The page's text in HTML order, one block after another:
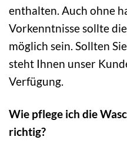
enthalten. Auch ohne
Vorkenntnisse sollte
möglich sein. Sollten
steht Ihnen unser
Verfügung.
Wie pflege ich die
richtig?